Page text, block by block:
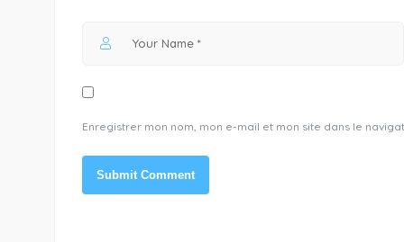
Enregistrer mon nom, mon e-mail et mon site dans le